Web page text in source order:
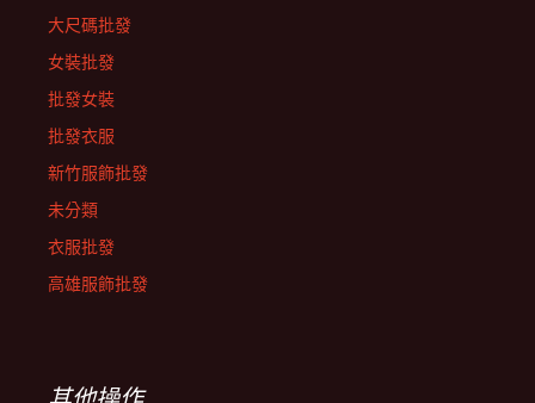
大尺碼批發
女裝批發
批發女裝
批發衣服
新竹服飾批發
未分類
衣服批發
高雄服飾批發